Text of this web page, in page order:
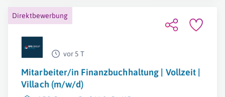
Direktbewerbung
vor 5 T
Mitarbeiter/in Finanzbuchhaltung | Vollzeit |
Villach (m/w/d)